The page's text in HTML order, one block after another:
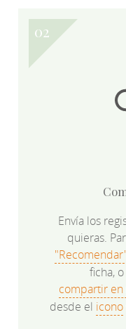
Envía los
quieras.
ficha,
compartir
desde el icono